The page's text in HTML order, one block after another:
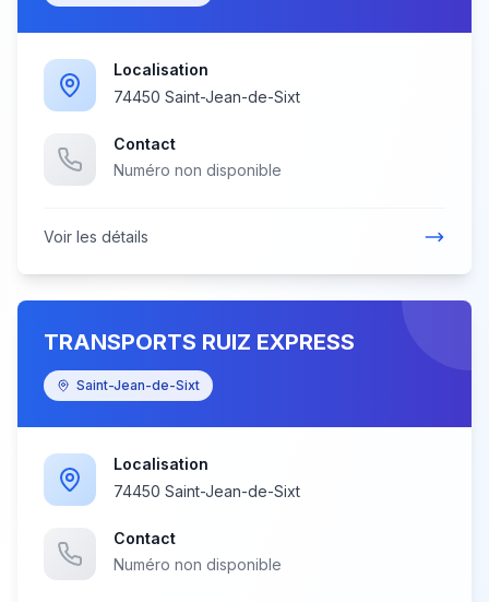
Localisation
74450 Saint-Jean-de-Sixt
Contact
Numéro non disponible
Voir les détails
TRANSPORTS RUIZ EXPRESS
Saint-Jean-de-Sixt
Localisation
74450 Saint-Jean-de-Sixt
Contact
Numéro non disponible